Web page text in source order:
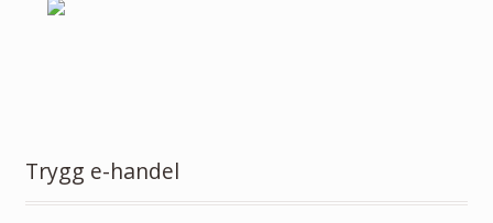
Trygg e-handel